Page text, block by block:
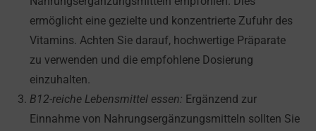
ermöglicht eine gezielte und konzentrierte Zufuhr des
Vitamins. Achten Sie darauf, hochwertige Präparate
zu verwenden und die empfohlene Dosierung
einzuhalten.
B12-reiche Lebensmittel essen: Ergänzend zur
Einnahme von Nahrungsergänzungsmitteln sollten Sie